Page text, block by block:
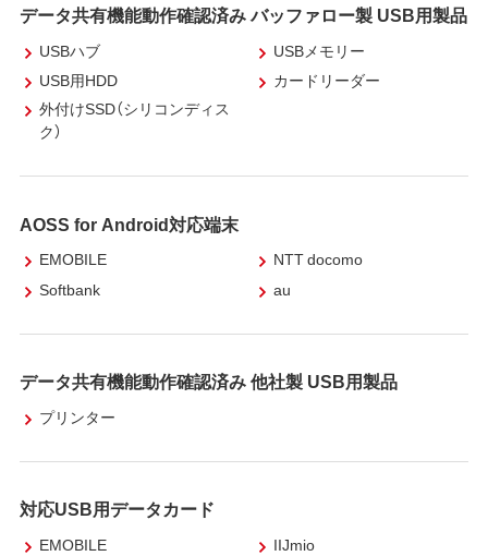
データ共有機能動作確認済み バッファロー製 USB用製品
USBハブ
USBメモリー
USB用HDD
カードリーダー
外付けSSD（シリコンディス
ク）
AOSS for Android対応端末
EMOBILE
NTT docomo
Softbank
au
データ共有機能動作確認済み 他社製 USB用製品
プリンター
対応USB用データカード
EMOBILE
IIJmio